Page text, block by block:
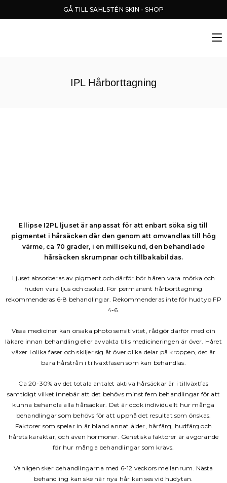
GÅ TILL SAHLSTÉN SKIN - SHOP
IPL Hårborttagning
Ellipse I2PL ljuset är anpassat för att enbart söka sig till
pigmentet i hårsäcken där den genom att omvandlas till hög
värme, ca 70 grader, i en millisekund, den behandlade
hårsäcken skrumpnar och tillbakabildas.
Ljuset absorberas av pigment och därför bör håren vara mörka och
huden vara ljus och osolad. För permanent hårborttagning
rekommenderas 6-8 behandlingar. Rekommenderas inte för hudtyp FP
4-6.
Vissa mediciner kan orsaka photo sensitivitet, rådgör därför med din
läkare innan behandling eller avvakta tills medicineringen är över. Håret
växer i olika faser och skiljer sig åt över olika delar på kroppen, det är
bara hårstrån i tillväxtfasen som kan behandlas.
Ca 20-30% av det totala antalet aktiva hårsäckar är i tillväxtfas
samtidigt vilket innebär att det behövs minst fem behandlingar för att
kunna behandla alla hårsäckar. Det är dock individuellt hur många
behandlingar som behövs för att uppnå det resultat som önskas.
Faktorer som spelar in är bland annat ålder, hårfärg, hudfärg och
hårets karaktär, och även hormoner. Genetiska faktorer är avgörande
för hur många behandlingar som krävs.
Vanligen sker behandlingarna med 6-12 veckors mellanrum. Nästa
behandling kan ske när nya hår kan ses vid hudytan.